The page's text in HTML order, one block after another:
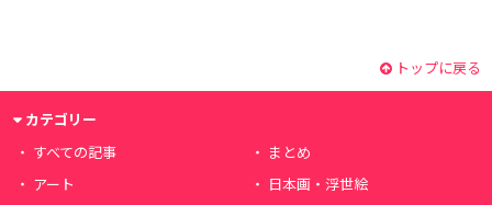
トップに戻る
カテゴリー
すべての記事
まとめ
アート
日本画・浮世絵